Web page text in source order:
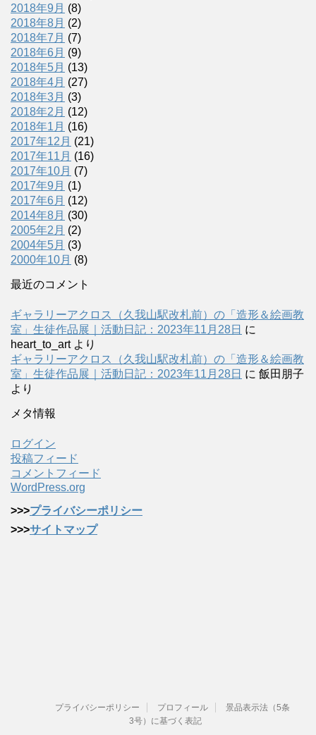
2018年9月 (8)
2018年8月 (2)
2018年7月 (7)
2018年6月 (9)
2018年5月 (13)
2018年4月 (27)
2018年3月 (3)
2018年2月 (12)
2018年1月 (16)
2017年12月 (21)
2017年11月 (16)
2017年10月 (7)
2017年9月 (1)
2017年6月 (12)
2014年8月 (30)
2005年2月 (2)
2004年5月 (3)
2000年10月 (8)
最近のコメント
ギャラリーアクロス（久我山駅改札前）の「造形＆絵画教
室」生徒作品展｜活動日記：2023年11月28日 に
heart_to_artより
ギャラリーアクロス（久我山駅改札前）の「造形＆絵画教
室」生徒作品展｜活動日記：2023年11月28日 に 飯田朋子
より
メタ情報
ログイン
投稿フィード
コメントフィード
WordPress.org
>>>プライバシーポリシー
>>>サイトマップ
プライバシーポリシー プロフィール
景品表示法（5条
3号）に基づく表記